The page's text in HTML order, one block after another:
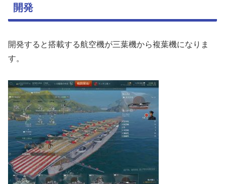
開発
開発すると搭載する航空機が三葉機から複葉機になりま
す。